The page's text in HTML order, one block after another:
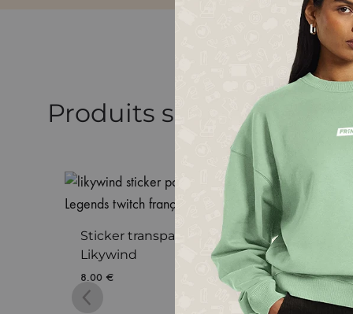
Produits similaires
Sticker transparent poule
Likywind
8.00 € 79.99